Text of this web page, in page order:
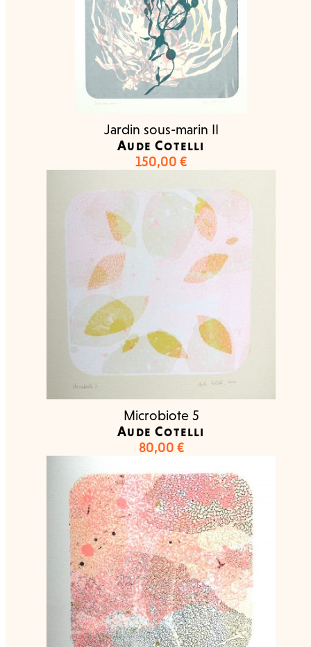
Jardin sous-marin II
Aude Cotelli
150,00 €
Microbiote 5
Aude Cotelli
80,00 €